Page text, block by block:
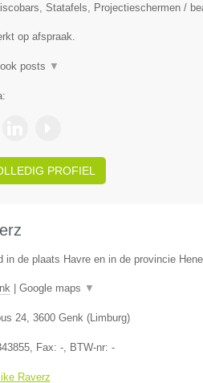
Statafels, Projectieschermen /
op afspraak.
posts ▼
PROFIEL
in de plaats Havre en in de provincie
| Google maps ▼
24, 3600 Genk(Limburg)
, Fax: -, BTW-nr: -
Raverz